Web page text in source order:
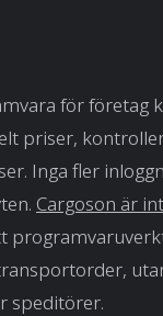
för företag
priser,
Inga fler
Cargoson är
speditörer.